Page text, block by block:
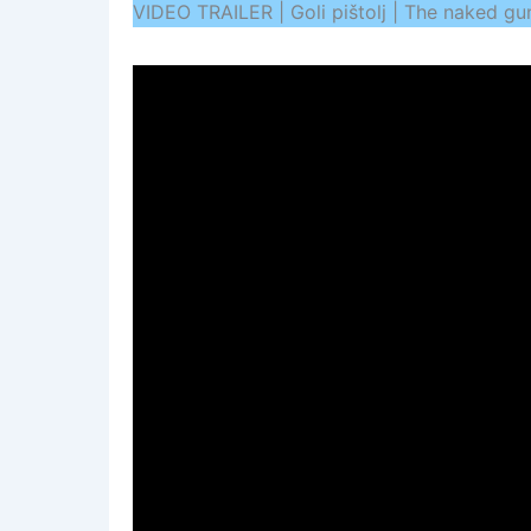
VIDEO TRAILER | Goli pištolj | The naked